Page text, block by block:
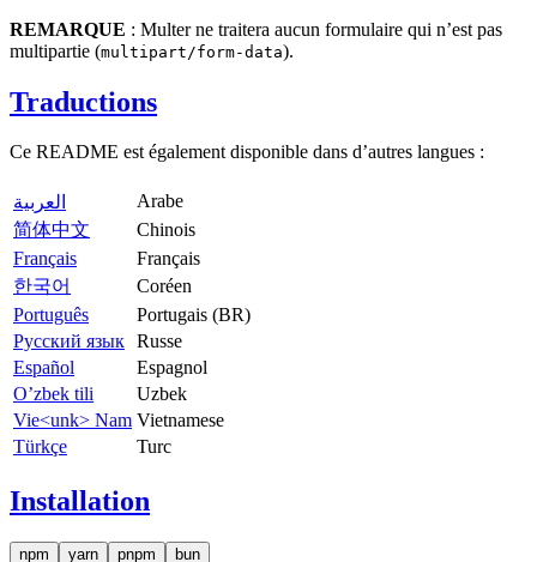
REMARQUE : Multer ne traitera aucun formulaire qui n’est pas
multipartie (multipart/form-data).
Traductions
Ce README est également disponible dans d’autres langues :
العربية
Arabe
简体中文
Chinois
Français
Français
한국어
Coréen
Português
Portugais (BR)
Русский язык Russe
Español
Espagnol
O’zbek tili
Uzbek
Vie<unk> Nam Vietnamese
Türkçe
Turc
Installation
npm yarn pnpm bun